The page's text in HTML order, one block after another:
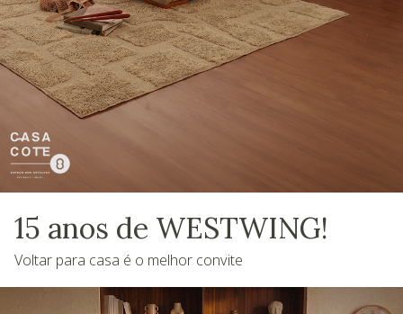
15 anos de WESTWING!
Voltar para casa é o melhor convite